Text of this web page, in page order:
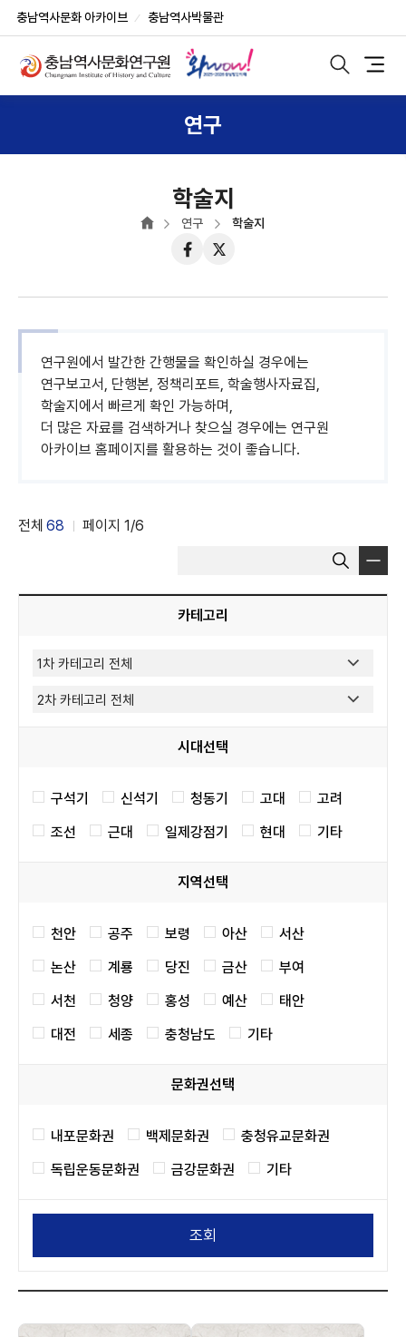
충남역사문화 아카이브
충남역사박물관
모
일
버
연구
학술지
연구 학술지
페
스
트
터
연구원에서 발간한 간행물을 확인하실 경우에는
연구보고서, 단행본, 정책리포트, 학술행사자료집,
학술지에서 빠르게 확인 가능하며,
더 많은 자료를 검색하거나 찾으실 경우에는 연구원
아카이브 홈페이지를 활용하는 것이 좋습니다.
전체 68 페이지 1/6
물
선
어
입
카테고리
시대선택
구석기 신석기 청동기 고대
고려
조선
근대 일제강점기 현대 기타
지역선택
천안 공주 보령 아산
서산
논산
계룡 당진 금산
부여
서천
청양 홍성 예산
태안
대전
세종 충청남도 기타
문화권선택
내포문화권 백제문화권
충청유교문화권
독립운동문화권
금강문화권 기타
조회